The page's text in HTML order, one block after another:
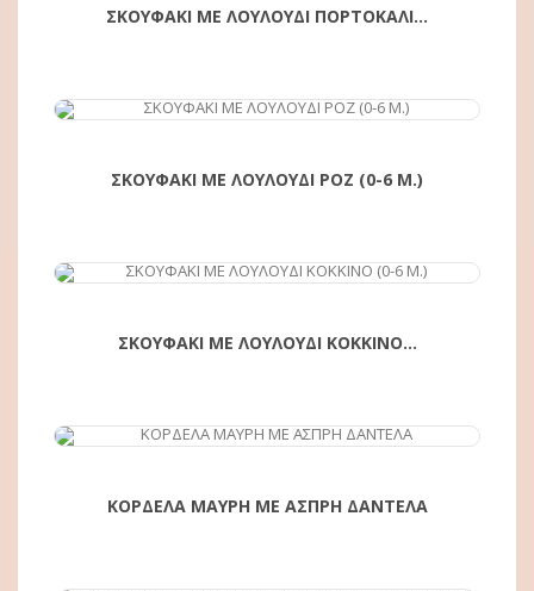
ΣΚΟΥΦΑΚΙ ΜΕ ΛΟΥΛΟΥΔΙ ΠΟΡΤΟΚΑΛΙ...
ΑΓΟΡΆ
ΣΚΟΥΦΑΚΙ ΜΕ ΛΟΥΛΟΥΔΙ ΡΟΖ (0-6 Μ.)
ΑΓΟΡΆ
ΣΚΟΥΦΑΚΙ ΜΕ ΛΟΥΛΟΥΔΙ ΚΟΚΚΙΝΟ...
ΑΓΟΡΆ
ΚΟΡΔΕΛΑ ΜΑΥΡΗ ΜΕ ΑΣΠΡΗ ΔΑΝΤΕΛΑ